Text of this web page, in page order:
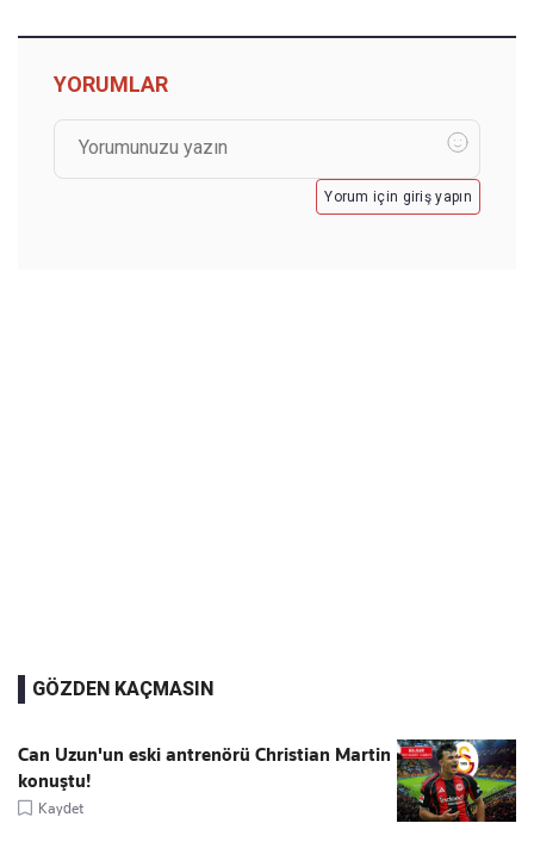
YORUMLAR
Yorum için giriş yapın
GÖZDEN KAÇMASIN
Can Uzun'un eski antrenörü Christian Martin
konuştu!
Kaydet